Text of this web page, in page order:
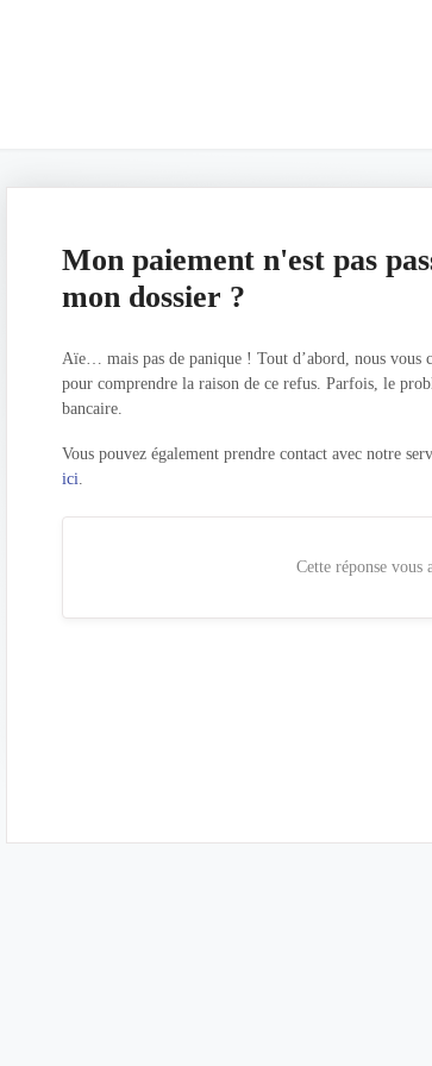
Mon paiement n'est pas
mon dossier ?
Aïe… mais pas de panique ! Tout d’abord, nous vous
pour comprendre la raison de ce refus. Parfois, le
bancaire.
Vous pouvez également prendre contact avec notre
ici.
Cette réponse vous